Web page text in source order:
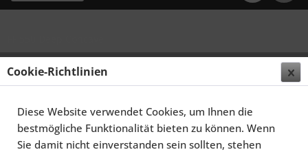
ELEGANCE WHEELS FF 550 DEEP CONCAVE 11,0X20
5X112 ET45 LIQUID METAL
Cookie-Richtlinien
Diese Website verwendet Cookies, um Ihnen die
bestmögliche Funktionalität bieten zu können. Wenn
Sie damit nicht einverstanden sein sollten, stehen